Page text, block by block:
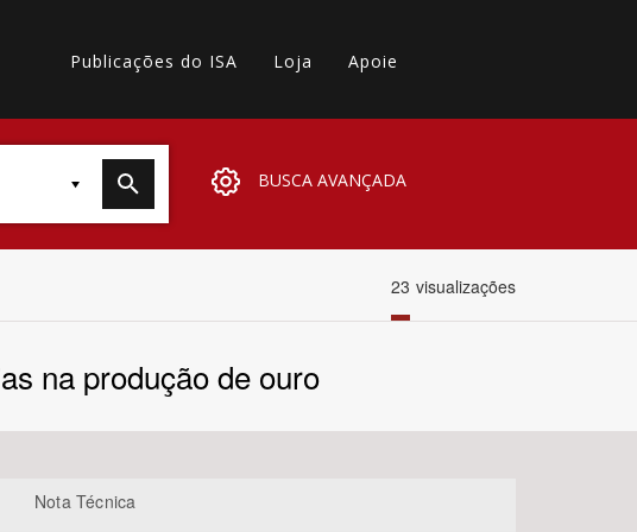
Publicações do ISA Loja Apoie
BUSCA AVANÇADA
23 visualizações
na produção de ouro
Nota Técnica